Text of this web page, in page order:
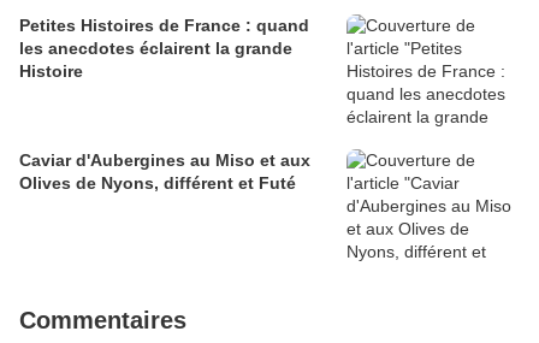
Petites Histoires de France : quand
les anecdotes éclairent la grande
Histoire
Caviar d'Aubergines au Miso et aux
Olives de Nyons, différent et Futé
Commentaires